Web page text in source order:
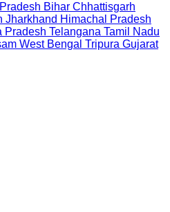
Bihar Chhattisgarh
Jharkhand Himachal Pradesh
Pradesh Telangana Tamil Nadu
West Bengal Tripura Gujarat